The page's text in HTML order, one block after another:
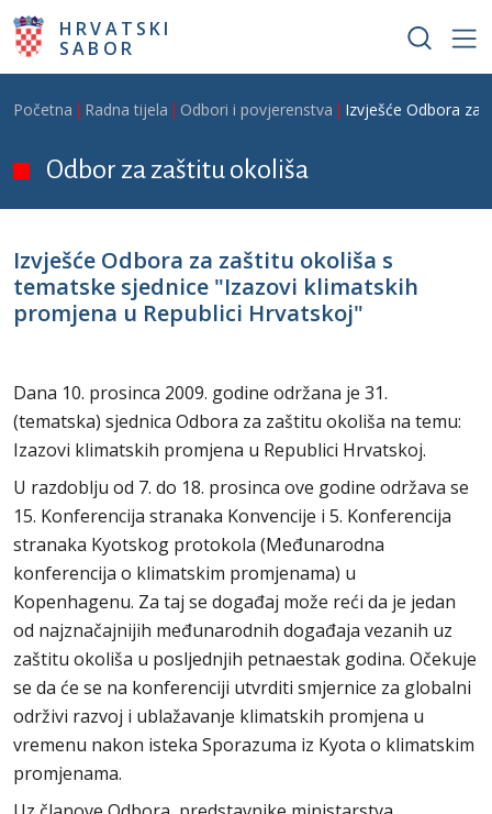
Skoči na glavni sadržaj
HRVATSKI
SABOR
Breadcrumb
Početna Radna tijela Odbori i povjerenstva Izvješće Odbora za
Odbor za zaštitu okoliša
Izvješće Odbora za zaštitu okoliša s
tematske sjednice "Izazovi klimatskih
promjena u Republici Hrvatskoj"
Dana 10. prosinca 2009. godine održana je 31.
(tematska) sjednica Odbora za zaštitu okoliša na temu:
Izazovi klimatskih promjena u Republici Hrvatskoj.
U razdoblju od 7. do 18. prosinca ove godine održava se
15. Konferencija stranaka Konvencije i 5. Konferencija
stranaka Kyotskog protokola (Međunarodna
konferencija o klimatskim promjenama) u
Kopenhagenu. Za taj se događaj može reći da je jedan
od najznačajnijih međunarodnih događaja vezanih uz
zaštitu okoliša u posljednjih petnaestak godina. Očekuje
se da će se na konferenciji utvrditi smjernice za globalni
održivi razvoj i ublažavanje klimatskih promjena u
vremenu nakon isteka Sporazuma iz Kyota o klimatskim
promjenama.